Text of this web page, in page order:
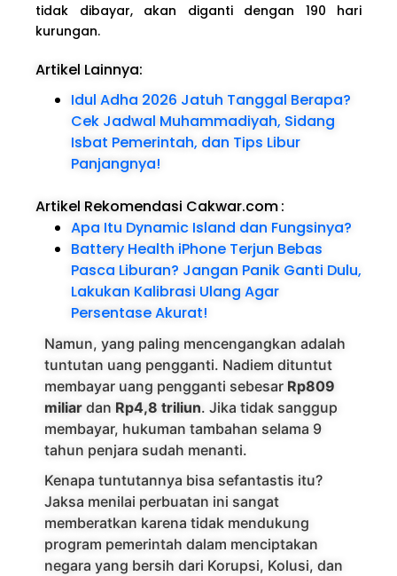
tidak dibayar, akan diganti dengan 190 hari
kurungan.
Artikel Lainnya:
Idul Adha 2026 Jatuh Tanggal Berapa?
Cek Jadwal Muhammadiyah, Sidang
Isbat Pemerintah, dan Tips Libur
Panjangnya!
Artikel Rekomendasi Cakwar.com:
Apa Itu Dynamic Island dan Fungsinya?
Battery Health iPhone Terjun Bebas
Pasca Liburan? Jangan Panik Ganti Dulu,
Lakukan Kalibrasi Ulang Agar
Persentase Akurat!
Namun, yang paling mencengangkan adalah
tuntutan uang pengganti. Nadiem dituntut
membayar uang pengganti sebesar Rp809
miliar dan Rp4,8 triliun. Jika tidak sanggup
membayar, hukuman tambahan selama 9
tahun penjara sudah menanti.
Kenapa tuntutannya bisa sefantastis itu?
Jaksa menilai perbuatan ini sangat
memberatkan karena tidak mendukung
program pemerintah dalam menciptakan
negara yang bersih dari Korupsi, Kolusi, dan